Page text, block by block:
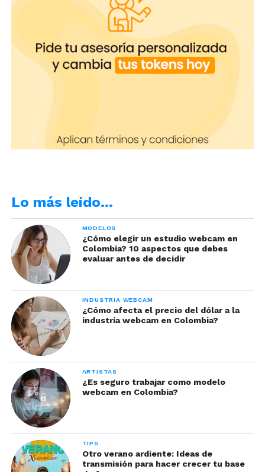
Es clara en algo. No accede a tener videollamadas
con conocidos, ni mucho menos caer en la
prostitución. Por eso, tiene bloqueado la
posibilidad que personas de Colombia, Venezuela
y Panamá puedan ver sus videos. Me han ofrecido
dinero a cambio de shows y siempre diré que no.
Red mundial
El negocio se mueve en distintas páginas de
Lo más leído…
MODELOS
¿Cómo elegir un estudio webcam en
Colombia? 10 aspectos que debes
evaluar antes de decidir
INDUSTRIA WEBCAM
¿Cómo afecta el precio del dólar a la
industria webcam en Colombia?
ARTISTAS
¿Es seguro trabajar como modelo
webcam en Colombia?
TIPS
Otro verano ardiente: Ideas de
transmisión para hacer crecer tu base